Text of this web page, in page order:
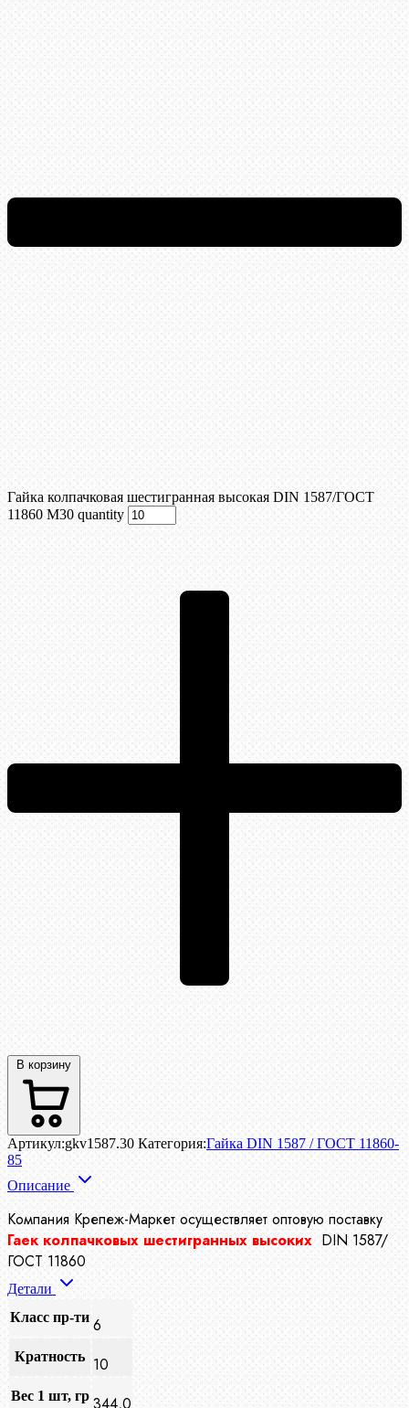
Гайка колпачковая шестигранная высокая DIN 1587/ГОСТ
11860 М30 quantity
В корзину
Артикул:gkv1587.30 Категория:Гайка DIN 1587 / ГОСТ 11860-
85
Описание
Компания Крепеж-Маркет осуществляет оптовую поставку
Гаек колпачковых шестигранных высоких DIN 1587/
ГОСТ 11860
Детали
Класс пр-ти 6
Кратность 10
Вес 1 шт, гр